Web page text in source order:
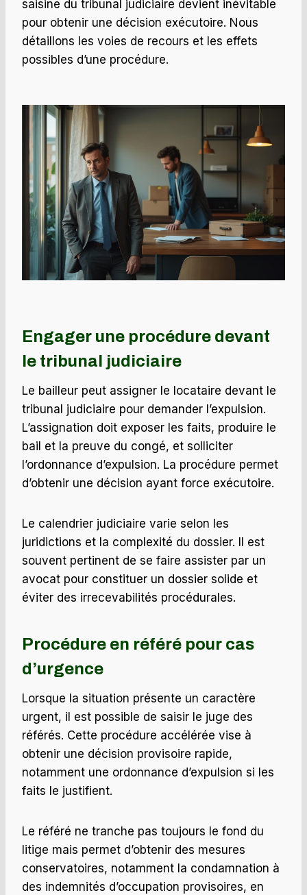
saisine du tribunal judiciaire devient inévitable
pour obtenir une décision exécutoire. Nous
détaillons les voies de recours et les effets
possibles d’une procédure.
Engager une procédure devant
le tribunal judiciaire
Le bailleur peut assigner le locataire devant le
tribunal judiciaire pour demander l’expulsion.
L’assignation doit exposer les faits, produire le
bail et la preuve du congé, et solliciter
l’ordonnance d’expulsion. La procédure permet
d’obtenir une décision ayant force exécutoire.
Le calendrier judiciaire varie selon les
juridictions et la complexité du dossier. Il est
souvent pertinent de se faire assister par un
avocat pour constituer un dossier solide et
éviter des irrecevabilités procédurales.
Procédure en référé pour cas
d’urgence
Lorsque la situation présente un caractère
urgent, il est possible de saisir le juge des
référés. Cette procédure accélérée vise à
obtenir une décision provisoire rapide,
notamment une ordonnance d’expulsion si les
faits le justifient.
Le référé ne tranche pas toujours le fond du
litige mais permet d’obtenir des mesures
conservatoires, notamment la condamnation à
des indemnités d’occupation provisoires, en